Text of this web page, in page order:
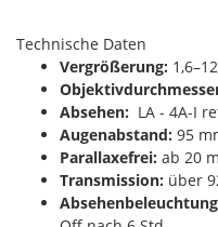
Technische Daten
Vergrößerung:
Absehen: LA - 4A-I
Augenabstand: 95
Parallaxefrei: ab 20
Transmission: über